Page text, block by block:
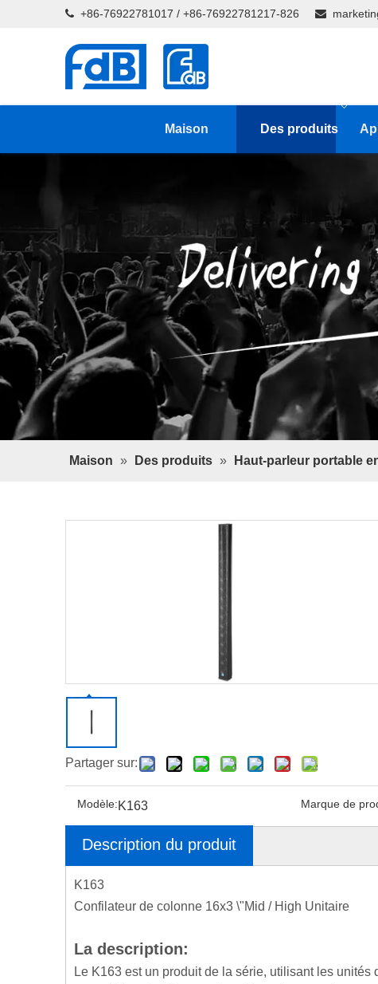
 +86-76922781017 / +86-76922781217-826 
Maison Des produits
Maison » Des produits » Haut-parleur portable
Partager sur:
Modèle:K163 Marque de
Description du produit
K163
Confilateur de colonne 16x3 \"Mid / High Unitaire
La description:
Le K163 est un produit de la série, utilisant les